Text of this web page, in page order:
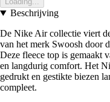
Beschrijving
De Nike Air collectie viert
van het merk Swoosh door
Deze fleece top is gemaakt
en langdurig comfort. Het
gedrukt en gestikte biezen
compleet.